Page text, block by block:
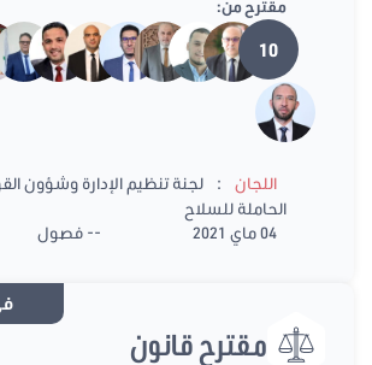
مقترح من:
10
اللجان :
لجنة تنظيم الإدارة وشؤون
الحاملة للسلاح
04 ماي 2021
-- فصول
مقترح قانون